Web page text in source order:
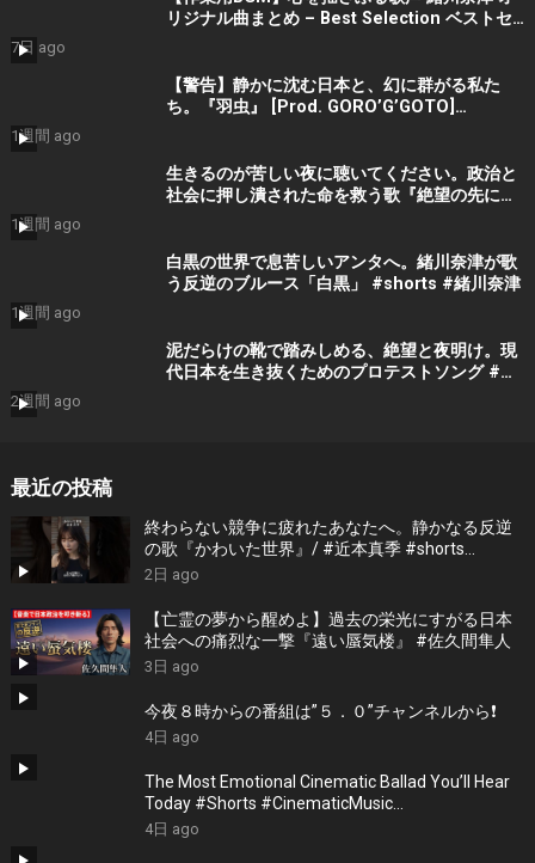
リジナル曲まとめ – Best Selection ベストセ
7日 ago
【警告】静かに沈む日本と、幻に群がる私た
ち。『羽虫』 [Prod. GORO’G’GOTO]
1週間 ago
生きるのが苦しい夜に聴いてください。政治と
社会に押し潰された命を救う歌『絶望の先に』
1週間 ago
白黒の世界で息苦しいアンタへ。緒川奈津が歌
う反逆のブルース「白黒」 #shorts #緒川奈津
1週間 ago
泥だらけの靴で踏みしめる、絶望と夜明け。現
代日本を生き抜くためのプロテストソング #吉
2週間 ago
最近の投稿
終わらない競争に疲れたあなたへ。静かなる反逆
の歌『かわいた世界』/ #近本真季 #shorts
#music
2日 ago
【亡霊の夢から醒めよ】過去の栄光にすがる日本
社会への痛烈な一撃『遠い蜃気楼』 #佐久間隼人
3日 ago
今夜８時からの番組は”５．０”チャンネルから❗️
4日 ago
The Most Emotional Cinematic Ballad You’ll Hear
Today #Shorts #CinematicMusic
#EmotionalVibes #Piano
4日 ago